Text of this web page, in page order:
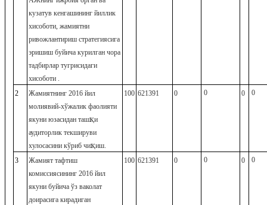
кузатув кенгашининг йиллик
хисоботи, жамиятни
ривожлантириш стратегиясига
эришиш буйича курилган чора
тадбирлар тугрисидаги
хисоботи .
2
Жамиятнинг 2016 йил
молиявий-хўжалик фаолияти
якуни юзасидан ташқи
аудиторлик текшируви
хулосасини кўриб чиқиш.
100 621391 0 0 0 0
3
Жамият тафтиш
комиссиясининг2016 йил
якуни буйича ўз ваколат
доирасига кирадиган
100 621391 0 0 0 0